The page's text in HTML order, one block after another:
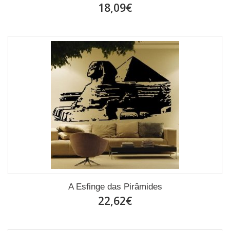
18,09€
A Esfinge das Pirâmides
22,62€